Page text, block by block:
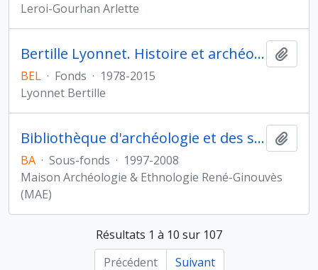
Leroi-Gourhan Arlette
Bertille Lyonnet. Histoire et archéologie de l'Orient cunéiforme
BEL · Fonds · 1978-2015
Lyonnet Bertille
Bibliothèque d'archéologie et des sciences de l'antiquité
BA · Sous-fonds · 1997-2008
Maison Archéologie & Ethnologie René-Ginouvès
(MAE)
Résultats 1 à 10 sur 107
Précédent
Suivant